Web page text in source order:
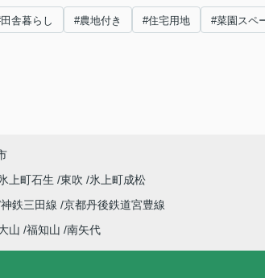
舎暮らし #農地付き #住宅用地 #菜園スペ
上町石生 東吹
氷上町成松
神鉄三田線 京都丹後鉄道宮豊線
山 福知山 南矢代